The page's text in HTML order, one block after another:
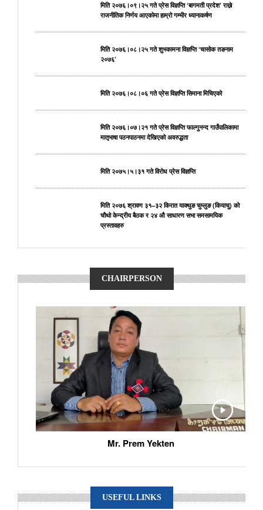
मिति २०७६।०९।२५ गते प्रेस विज्ञप्ति ‘बागमती प्रदेश’ राख्ने
राजनीतिक निर्णय आएकोमा हाम्रो गम्भीर ध्यानाकर्षण
मिति २०७६।०८।२५ गते शुभकामना विज्ञप्ति ‘चासोक तङनाम
२०७६’
मिति २०७६।०८।०६ गते प्रेस विज्ञप्ति सिमाना मिचिएको
मिति २०७६।०७।२१ गते प्रेस विज्ञप्ति फाल्गुनन्द गाउँपालिकामा
मातृभाषा पठनपाठनमा देखिएको अवरुद्धता
मिति २०७५।५।३१ गते विरोध प्रेस विज्ञप्ति
मिति २०७६ श्रावण ३१–३२ किरात याक्थुङ चुम्लुङ (कियाचु) को
चौथो केन्द्रीय बैठक र २४ औ साधारण सभा समसामयिक
प्रस्तावहरु
CHAIRPERSON
Mr. Prem Yekten
USEFUL LINKS